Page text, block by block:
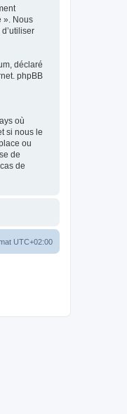
». Nous
déclaré
phpBB
où
si nous le
ou
de
de
UTC+02:00